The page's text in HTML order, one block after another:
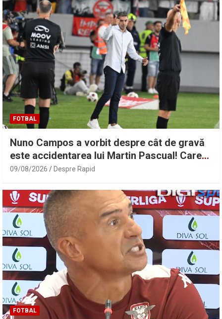
FOTBAL
Nuno Campos a vorbit despre cât de gravă
este accidentarea lui Martin Pascual! Care
este situația lui Karamoko | Sport.ro
09/08/2026 Despre Rapid
FOTBAL